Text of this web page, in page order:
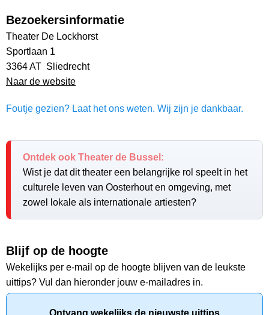
Bezoekersinformatie
Theater De Lockhorst
Sportlaan 1
3364 AT Sliedrecht
Naar de website
Foutje gezien? Laat het ons weten. Wij zijn je dankbaar.
Ontdek ook Theater de Bussel:
Wist je dat dit theater een belangrijke rol speelt in het
culturele leven van Oosterhout en omgeving, met
zowel lokale als internationale artiesten?
Blijf op de hoogte
Wekelijks per e-mail op de hoogte blijven van de leukste
uittips? Vul dan hieronder jouw e-mailadres in.
Ontvang wekelijks de nieuwste uittips